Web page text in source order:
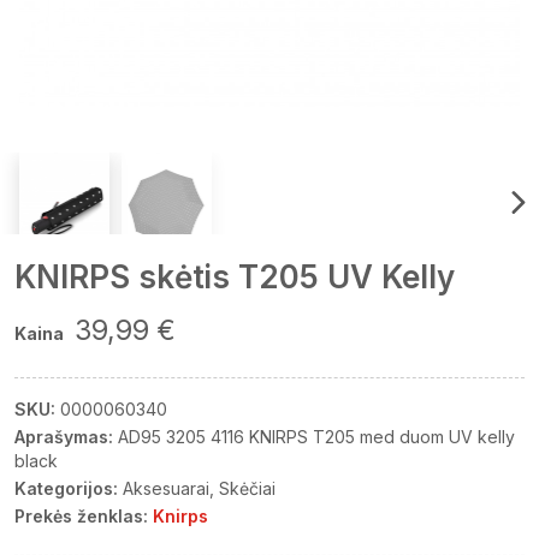
KNIRPS skėtis T205 UV Kelly
Kaina 39,99 €
SKU: 0000060340
Aprašymas: AD95 3205 4116 KNIRPS T205 med duom UV kelly
black
Kategorijos: Aksesuarai Skėčiai
Prekės ženklas: Knirps